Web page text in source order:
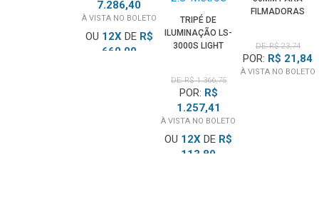
7.286,40
À VISTA NO BOLETO
OU 12XDE R$
660,00
TRIPÉ DE
ILUMINAÇÃO LS-
3000S LIGHT
FOTOGRÁFICO
(2.8 METROS)
DE: R$ 1.366,75
POR: R$
1.257,41
À VISTA NO BOLETO
OU 12X DE R$
113,89
FILMADORAS
DE: R$ 23,74
POR: R$ 21,84
À VISTA NO BOLETO